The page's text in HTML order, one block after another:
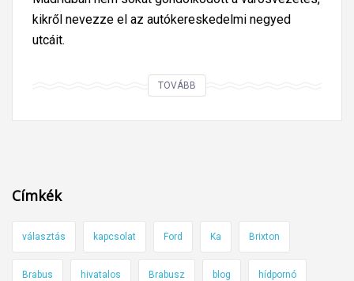
kikről nevezze el az autókereskedelmi negyed
utcáit.
TOVÁBB
o
n
z
Címkék
választás kapcsolat Ford Ka Brixton
Brabus hivatalos Brabusz blog hídpornó